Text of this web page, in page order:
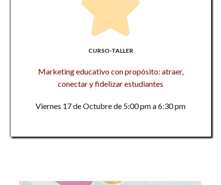
CURSO-TALLER
Marketing educativo con propósito: atraer,
conectar y fidelizar estudiantes
Viernes 17 de Octubre de 5:00 pm a 6:30 pm